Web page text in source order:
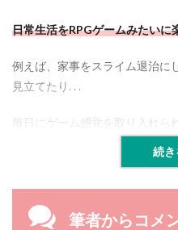
日常生活をRPGゲームみたいに
例えば、家事をスライム退治に
見立てたり. . .
毎日にゲーム感覚を取り入れら
続
筆者からコメ